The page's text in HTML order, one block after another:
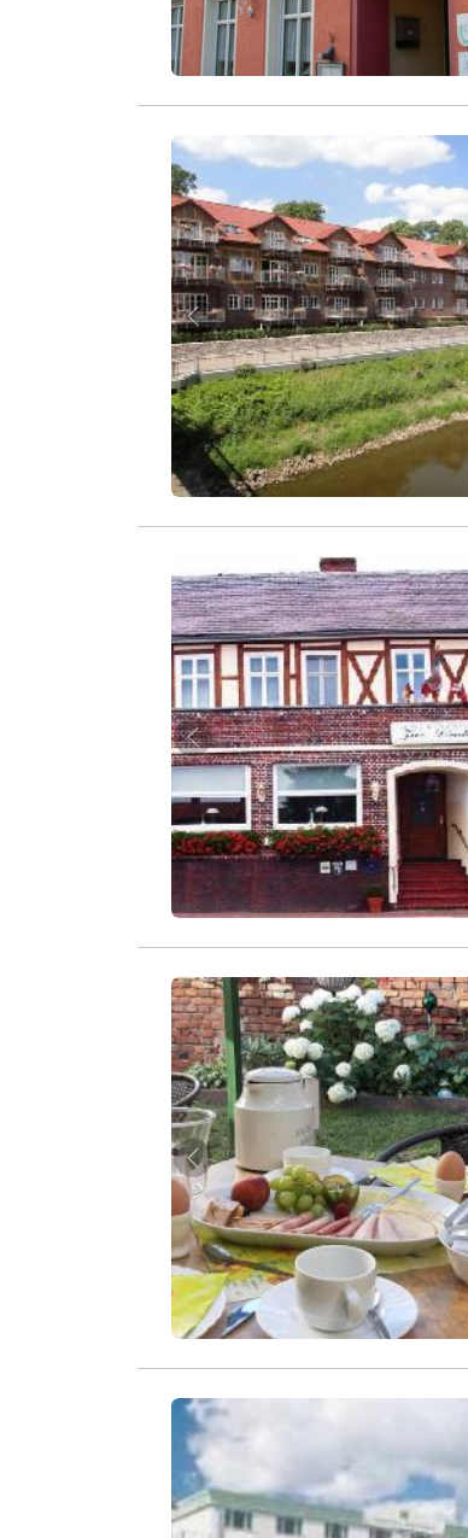
Zurück
Zurück
Zurück